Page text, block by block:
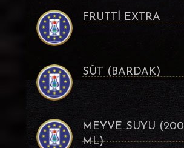
FRUTTİ EXTRA
SÜT (BARDAK)
MEYVE SUYU (200
ML)